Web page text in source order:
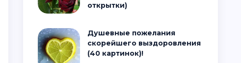
открытки)
Душевные пожелания
скорейшего выздоровления
(40 картинок)!